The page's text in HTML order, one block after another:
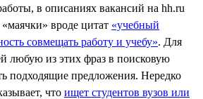
в описаниях вакансий на hh.ru
вроде цитат «учебный
совмещать работу и учебу». Для
любую из этих фраз в поисковую
подходящие предложения. Нередко
что ищет студентов вузов или